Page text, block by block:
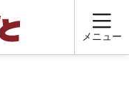
メニュー